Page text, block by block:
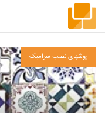
روشهای نصب سرامیک